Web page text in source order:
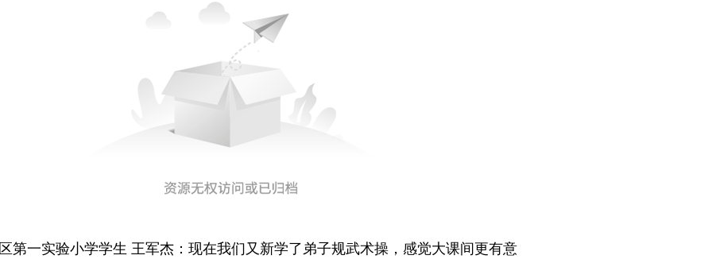
一实验小学学生 王军杰：现在我们又新学了弟子规武术操，感觉大课间更有意